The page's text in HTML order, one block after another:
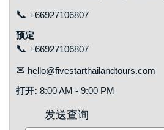
📞 +66927106807
预定
📞 +66927106807
✉ hello@fivestarthailandtours.com
打开: 8:00 AM - 9:00 PM
发送查询